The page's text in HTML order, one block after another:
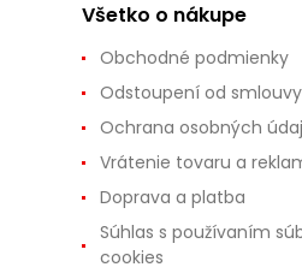
Všetko o nákupe
Obchodné podmienky
Odstoupení od smlouvy
Ochrana osobných
Vrátenie tovaru a
Doprava a platba
Súhlas s používaním
cookies